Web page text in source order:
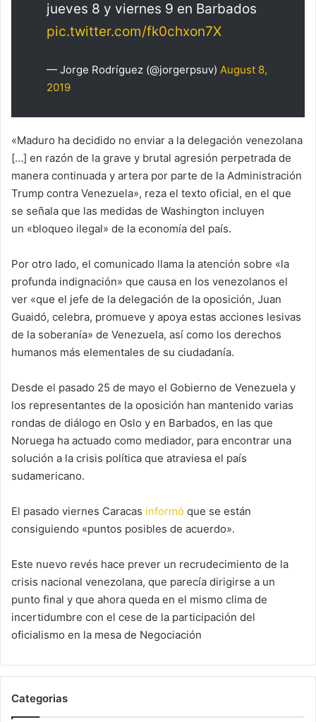
jueves 8 y viernes 9 en Barbados
pic.twitter.com/fk0chxon7X
— Jorge Rodríguez (@jorgerpsuv) August 8,
2019
«Maduro ha decidido no enviar a la delegación venezolana
[…] en razón de la grave y brutal agresión perpetrada de
manera continuada y artera por parte de la Administración
Trump contra Venezuela», reza el texto oficial, en el que
se señala que las medidas de Washington incluyen
un «bloqueo ilegal» de la economía del país.
Por otro lado, el comunicado llama la atención sobre «la
profunda indignación» que causa en los venezolanos el
ver «que el jefe de la delegación de la oposición, Juan
Guaidó, celebra, promueve y apoya estas acciones lesivas
de la soberanía» de Venezuela, así como los derechos
humanos más elementales de su ciudadanía.
Desde el pasado 25 de mayo el Gobierno de Venezuela y
los representantes de la oposición han mantenido varias
rondas de diálogo en Oslo y en Barbados, en las que
Noruega ha actuado como mediador, para encontrar una
solución a la crisis política que atraviesa el país
sudamericano.
El pasado viernes Caracas informó que se están
consiguiendo «puntos posibles de acuerdo».
Este nuevo revés hace prever un recrudecimiento de la
crisis nacional venezolana, que parecía dirigirse a un
punto final y que ahora queda en el mismo clima de
incertidumbre con el cese de la participación del
oficialismo en la mesa de Negociación
Categorias